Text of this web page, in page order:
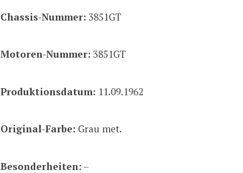
Chassis-Nummer: 3851GT
Motoren-Nummer: 3851GT
Produktionsdatum: 11.09.1962
Original-Farbe: Grau met.
Besonderheiten: –